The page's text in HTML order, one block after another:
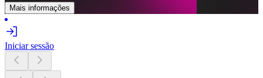
Mais informações
Iniciar sessão